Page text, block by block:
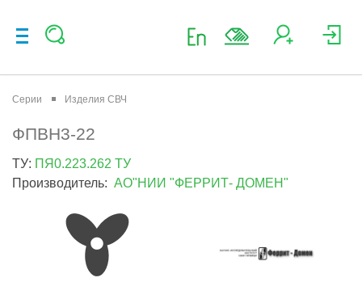
Серии Изделия СВЧ
ФПВН3-22
ТУ: ПЯ0.223.262 ТУ
Производитель: АО"НИИ "ФЕРРИТ- ДОМЕН"